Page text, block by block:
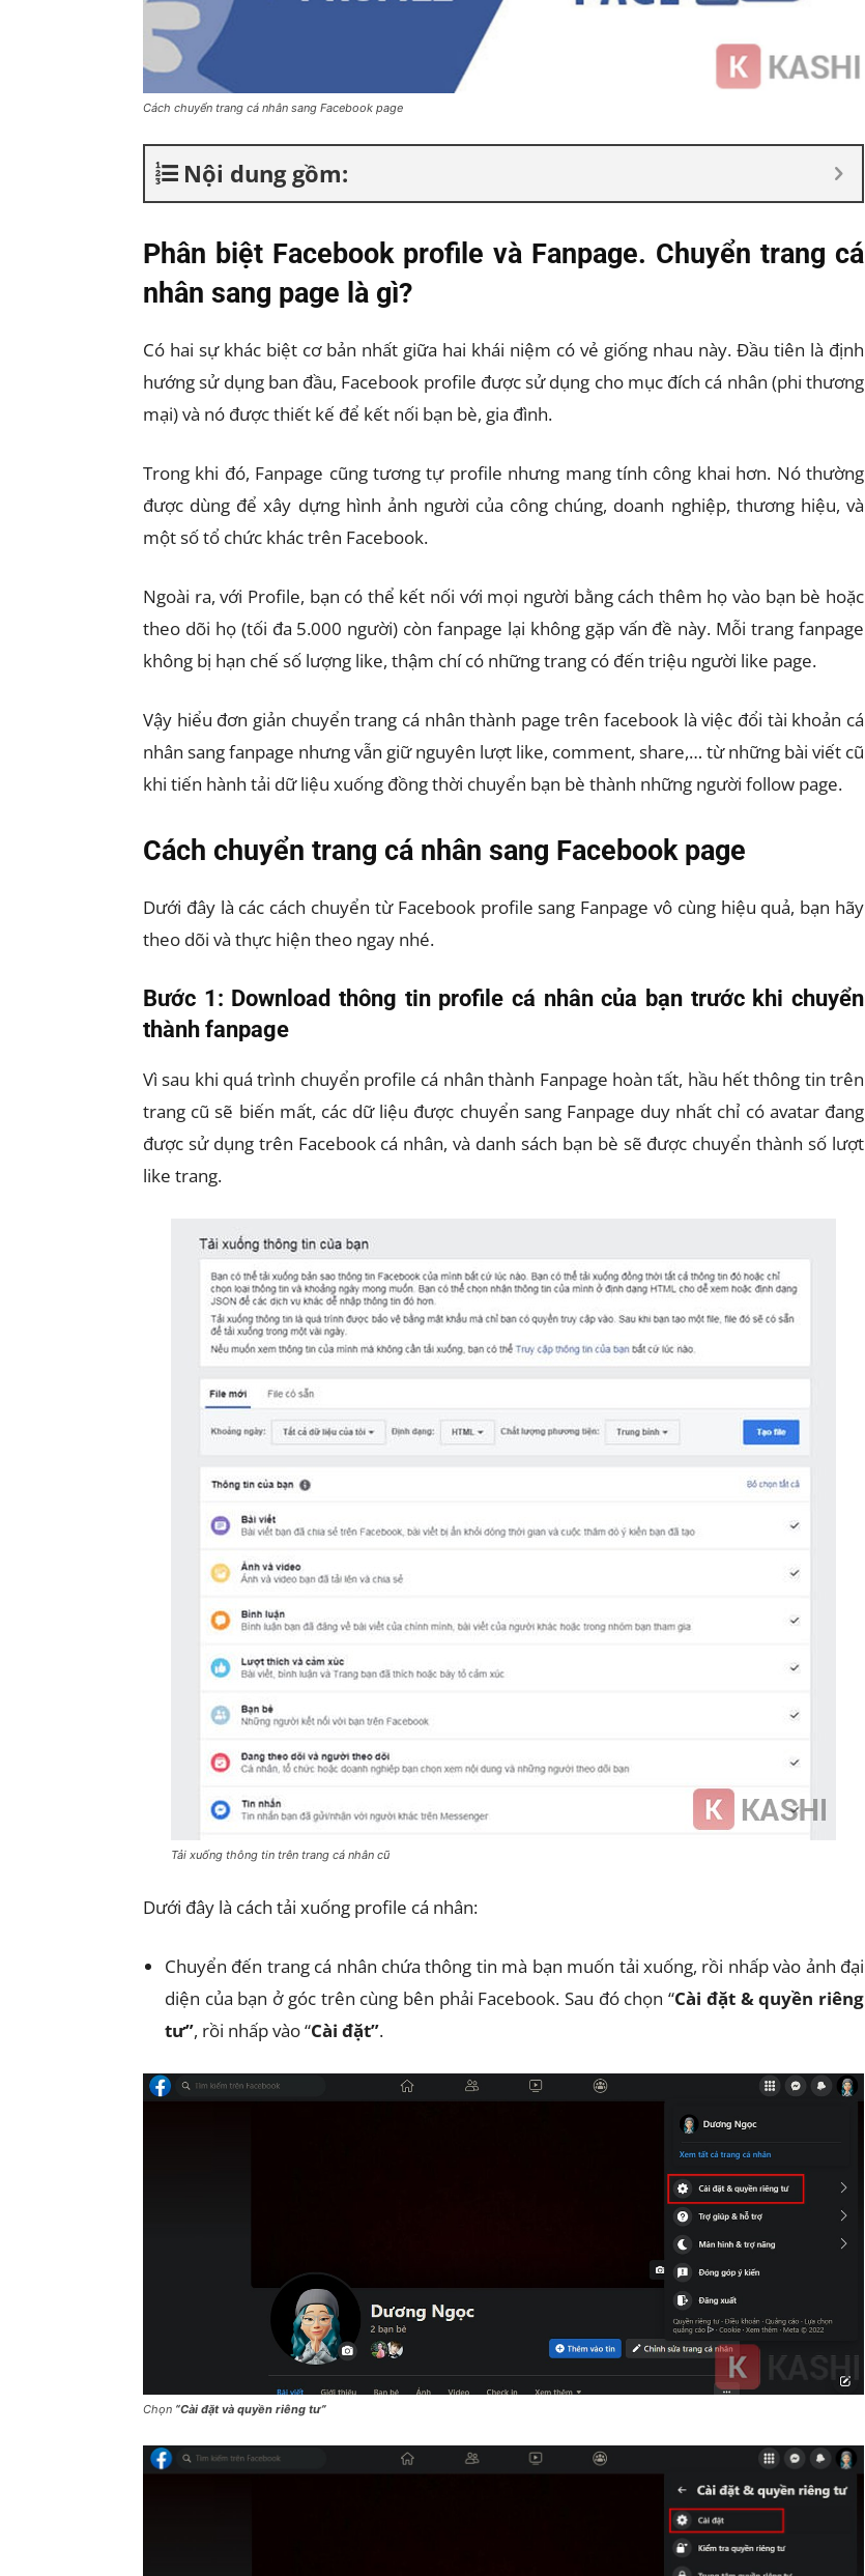
Cách chuyển trang cá nhân sang Facebook page
Nội dung gồm:
Phân biệt Facebook profile và Fanpage. Chuyển trang cá
nhân sang page là gì?
Có hai sự khác biệt cơ bản nhất giữa hai khái niệm có vẻ giống nhau này. Đầu tiên là định
hướng sử dụng ban đầu, Facebook profile được sử dụng cho mục đích cá nhân (phi thương
mại) và nó được thiết kế để kết nối bạn bè, gia đình.
Trong khi đó, Fanpage cũng tương tự profile nhưng mang tính công khai hơn. Nó thường
được dùng để xây dựng hình ảnh người của công chúng, doanh nghiệp, thương hiệu, và
một số tổ chức khác trên Facebook.
Ngoài ra, với Profile, bạn có thể kết nối với mọi người bằng cách thêm họ vào bạn bè hoặc
theo dõi họ (tối đa 5.000 người) còn fanpage lại không gặp vấn đề này. Mỗi trang fanpage
không bị hạn chế số lượng like, thậm chí có những trang có đến triệu người like page.
Vậy hiểu đơn giản chuyển trang cá nhân thành page trên facebook là việc đổi tài khoản cá
nhân sang fanpage nhưng vẫn giữ nguyên lượt like, comment, share,… từ những bài viết cũ
khi tiến hành tải dữ liệu xuống đồng thời chuyển bạn bè thành những người follow page.
Cách chuyển trang cá nhân sang Facebook page
Dưới đây là các cách chuyển từ Facebook profile sang Fanpage vô cùng hiệu quả, bạn hãy
theo dõi và thực hiện theo ngay nhé.
Bước 1: Download thông tin profile cá nhân của bạn trước khi chuyển
thành fanpage
Vì sau khi quá trình chuyển profile cá nhân thành Fanpage hoàn tất, hầu hết thông tin trên
trang cũ sẽ biến mất, các dữ liệu được chuyển sang Fanpage duy nhất chỉ có avatar đang
được sử dụng trên Facebook cá nhân, và danh sách bạn bè sẽ được chuyển thành số lượt
like trang.
Tải xuống thông tin trên trang cá nhân cũ
Dưới đây là cách tải xuống profile cá nhân:
Chuyển đến trang cá nhân chứa thông tin mà bạn muốn tải xuống, rồi nhấp vào ảnh đại
diện của bạn ở góc trên cùng bên phải Facebook. Sau đó chọn “Cài đặt & quyền riêng
tư”, rồi nhấp vào “Cài đặt”.
Chọn “Cài đặt và quyền riêng tư”